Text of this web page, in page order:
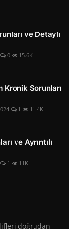
ve Detaylı
0 15.6K
Kronik Sorunları
1 11.4K
ve Ayrıntılı
1 11K
doğrudan